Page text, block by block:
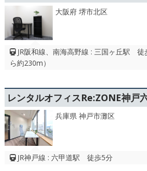
大阪府 堺市北区
JR阪和線、南海高野線 : 三国ヶ丘駅 徒
ら約230m）
レンタルオフィスRe:ZONE神戸
兵庫県 神戸市灘区
JR神戸線 : 六甲道駅 徒歩5分